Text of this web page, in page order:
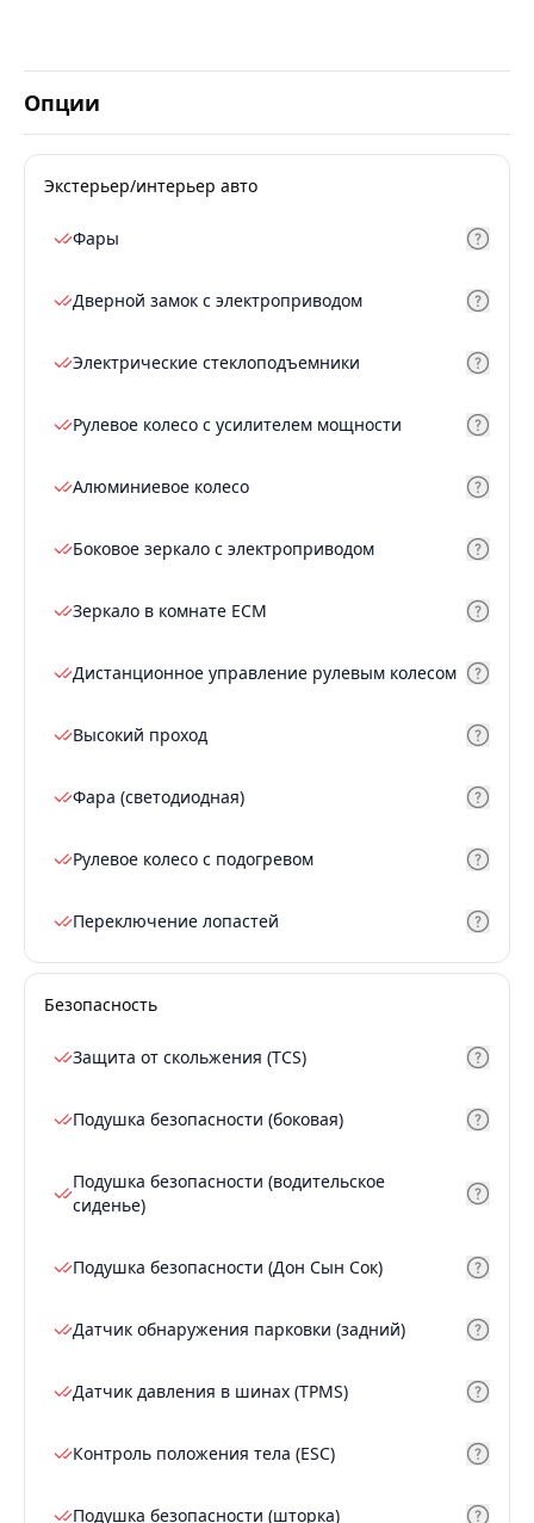
Опции
Экстерьер/интерьер авто
Фары
Дверной замок с электроприводом
Электрические стеклоподъемники
Рулевое колесо с усилителем мощности
Алюминиевое колесо
Боковое зеркало с электроприводом
Зеркало в комнате ECM
Дистанционное управление рулевым колесом
Высокий проход
Фара (светодиодная)
Рулевое колесо с подогревом
Переключение лопастей
Безопасность
Защита от скольжения (TCS)
Подушка безопасности (боковая)
Подушка безопасности (водительское
сиденье)
Подушка безопасности (Дон Сын Сок)
Датчик обнаружения парковки (задний)
Датчик давления в шинах (TPMS)
Контроль положения тела (ESC)
Подушка безопасности (шторка)